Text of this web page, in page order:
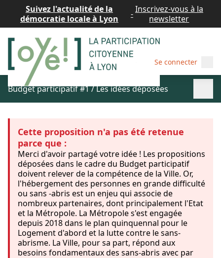
Suivez l'actualité de la
démocratie locale à Lyon
- Inscrivez-vous à la
newsletter
Se connecter
Budget participatif #1/Les idées déposées
Cette proposition n'a pas été retenue parce que
:
Merci d'avoir partagé votre idée ! Les propositions
déposées dans le cadre du Budget participatif doivent
relever de la compétence de la Ville. Or, l'hébergement
des personnes en grande difficulté ou sans -abris est un
enjeu qui associe de nombreux partenaires, dont
principalement l'Etat et la Métropole. La Métropole
s'est engagée depuis 2018 dans le plan quinquennal
pour le Logement d'abord et la lutte contre le sans-
abrisme. La Ville, pour sa part, répond aux besoins
fondamentaux des sans-abris avec par exemple le
restaurant social, les bains douches etc.